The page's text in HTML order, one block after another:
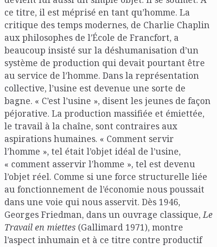
ce titre, il est méprisé en tant qu’homme. La
critique des temps modernes, de Charlie Chaplin
aux philosophes de l’École de Francfort, a
beaucoup insisté sur la déshumanisation d’un
système de production qui devait pourtant être
au service de l’homme. Dans la représentation
collective, l’usine est devenue une sorte de
bagne. « C’est l’usine », disent les jeunes de façon
péjorative. La production massifiée et émiettée,
le travail à la chaîne, sont contraires aux
aspirations humaines. « Comment servir
l’homme », tel était l’objet idéal de l’usine,
« comment asservir l’homme », tel est devenu
l’objet réel. Comme si une force structurelle liée
au fonctionnement de l’économie nous poussait
dans une voie qui nous asservit. Dès 1946,
Georges Friedman, dans un ouvrage classique,Le
Travail en miettes(Gallimard 1971), montre
l’aspect inhumain et à ce titre contre productif